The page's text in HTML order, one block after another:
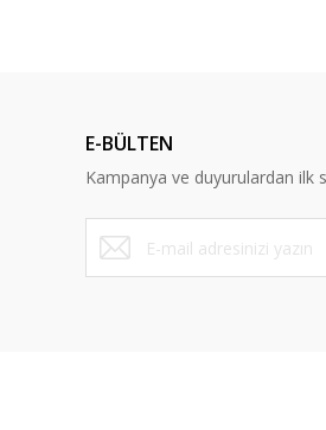
E-BÜLTEN
Kampanya ve duyurulardan ilk